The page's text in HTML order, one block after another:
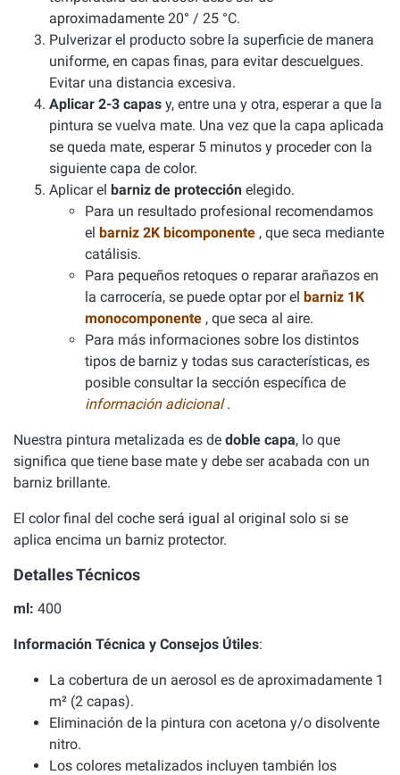
aproximadamente 20° / 25 °C.
Pulverizar el producto sobre la superficie de manera
uniforme, en capas finas, para evitar descuelgues.
Evitar una distancia excesiva.
Aplicar 2-3 capas y, entre una y otra, esperar a que la
pintura se vuelva mate. Una vez que la capa aplicada
se queda mate, esperar 5 minutos y proceder con la
siguiente capa de color.
Aplicar el barniz de protección elegido.
Para un resultado profesional recomendamos
el barniz 2K bicomponente , que seca mediante
catálisis.
Para pequeños retoques o reparar arañazos en
la carrocería, se puede optar por el barniz 1K
monocomponente , que seca al aire.
Para más informaciones sobre los distintos
tipos de barniz y todas sus características, es
posible consultar la sección específica de
información adicional.
Nuestra pintura metalizada es de doble capa, lo que
significa que tiene base mate y debe ser acabada con un
barniz brillante.
El color final del coche será igual al original solo si se
aplica encima un barniz protector.
Detalles Técnicos
ml: 400
Información Técnica y Consejos Útiles:
La cobertura de un aerosol es de aproximadamente 1
m² (2 capas).
Eliminación de la pintura con acetona y/o disolvente
nitro.
Los colores metalizados incluyen también los